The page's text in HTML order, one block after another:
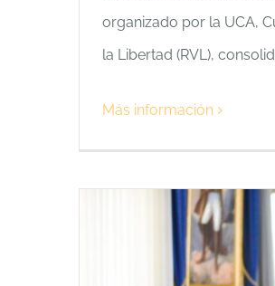
organizado por la UCA,
la Libertad (RVL),
Más información